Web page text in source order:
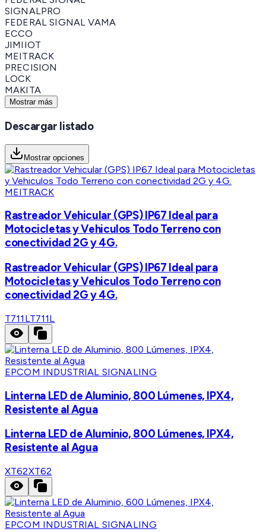
SIGNALPRO
FEDERAL SIGNAL VAMA
ECCO
JIMIIOT
MEITRACK
PRECISION
LOCK
MAKITA
Mostrar más
Descargar listado
Mostrar opciones
MEITRACK
Rastreador Vehicular (GPS) IP67 Ideal para
Motocicletas y Vehiculos Todo Terreno con
conectividad 2G y 4G.
Rastreador Vehicular (GPS) IP67 Ideal para
Motocicletas y Vehiculos Todo Terreno con
conectividad 2G y 4G.
T711LT711L
EPCOM INDUSTRIAL SIGNALING
Linterna LED de Aluminio, 800 Lúmenes, IPX4,
Resistente al Agua
Linterna LED de Aluminio, 800 Lúmenes, IPX4,
Resistente al Agua
XT62XT62
EPCOM INDUSTRIAL SIGNALING